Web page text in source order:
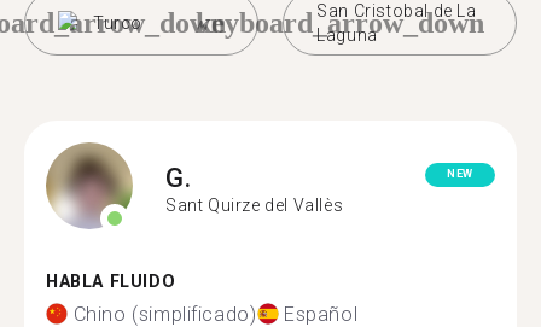
Turco
San Cristobal de La
Laguna
keyboard_arrow_down
G.
Sant Quirze del Vallès
NEW
HABLA FLUIDO
Chino (simplificado) Español